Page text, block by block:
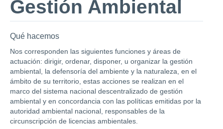
Gestión Ambiental
Qué hacemos
Nos corresponden las siguientes funciones y áreas de
actuación: dirigir, ordenar, disponer, u organizar la gestión
ambiental, la defensoría del ambiente y la naturaleza, en el
ámbito de su territorio, estas acciones se realizan en el
marco del sistema nacional descentralizado de gestión
ambiental y en concordancia con las políticas emitidas por la
autoridad ambiental nacional, responsables de la
circunscripción de licencias ambientales.